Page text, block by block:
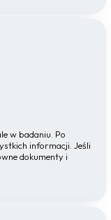
w badaniu. Po
informacji. Jeśli
dokumenty i